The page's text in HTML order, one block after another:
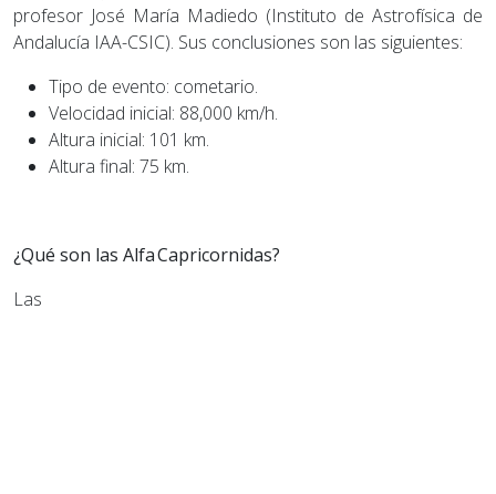
profesor José María Madiedo (Instituto de Astrofísica de
Andalucía IAA-CSIC). Sus conclusiones son las siguientes:
Tipo de evento: cometario.
Velocidad inicial: 88,000 km/h.
Altura inicial: 101 km.
Altura final: 75 km.
¿Qué son las Alfa Capricornidas?
Las